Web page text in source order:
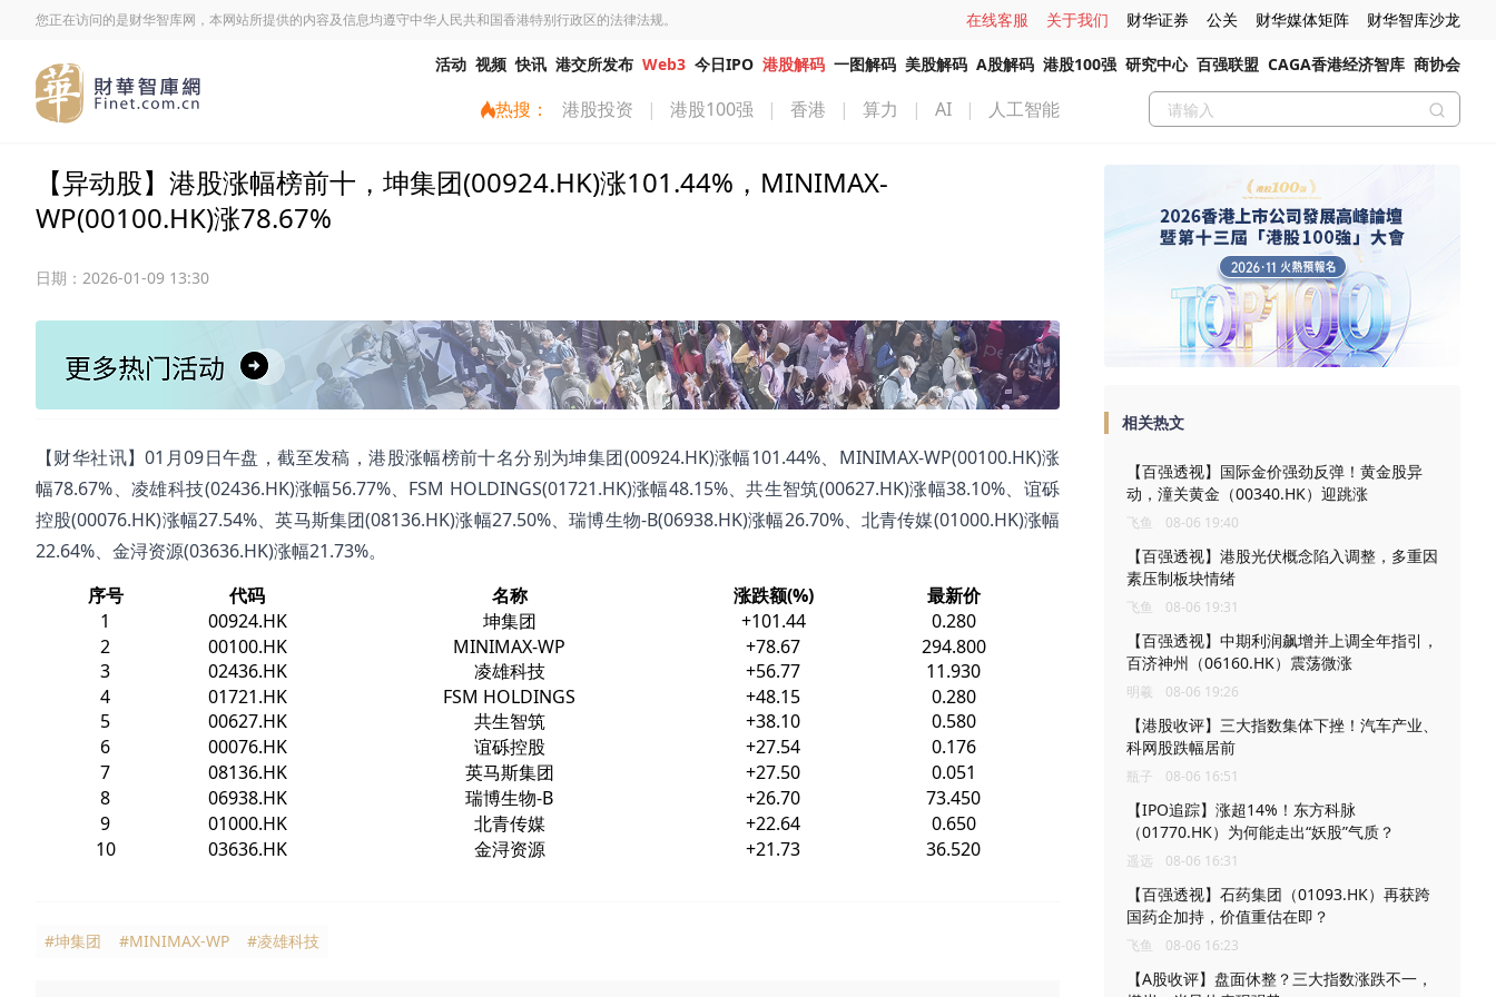
您正在访问的是财华智库网，本网站所提供的内容及信息均遵守中华人民共和国香港特别行政区的法律法规。 在线客服 关于我们 财华证券 公关 财华媒体矩阵 财华智库沙龙
活动 视频 快讯 港交所发布 Web3 今日IPO 港股解码 一图解码 美股解码 A股解码 港股100强 研究中心 百强联盟 CAGA香港经济智库 商协会
热搜： 港股投资 | 港股100强 | 香港 | 算力 | AI | 人工智能
【异动股】港股涨幅榜前十，坤集团(00924.HK)涨101.44%，MINIMAX-
WP(00100.HK)涨78.67%
日期： 2026-01-09 13:30
【财华社讯】01月09日午盘，截至发稿，港股涨幅榜前十名分别为坤集团(00924.HK)涨幅101.44%、MINIMAX-WP(00100.HK)涨
幅78.67%、凌雄科技(02436.HK)涨幅56.77%、FSM HOLDINGS(01721.HK)涨幅48.15%、共生智筑(00627.HK)涨幅38.10%、谊砾
控股(00076.HK)涨幅27.54%、英马斯集团(08136.HK)涨幅27.50%、瑞博生物-B(06938.HK)涨幅26.70%、北青传媒(01000.HK)涨幅
22.64%、金浔资源(03636.HK)涨幅21.73%。
序号
代码 名称 涨跌额(%)
最新价
1
00924.HK 坤集团 +101.44
0.280
2
00100.HK MINIMAX-WP +78.67
294.800
3
02436.HK 凌雄科技 +56.77
11.930
4
01721.HK FSM HOLDINGS +48.15
0.280
5
00627.HK 共生智筑 +38.10
0.580
6
00076.HK 谊砾控股 +27.54
0.176
7
08136.HK 英马斯集团 +27.50
0.051
8
06938.HK 瑞博生物-B +26.70
73.450
9
01000.HK 北青传媒 +22.64
0.650
10
03636.HK 金浔资源 +21.73 36.520
#坤集团 #MINIMAX-WP #凌雄科技
相关热文
【百强透视】国际金价强劲反弹！黄金股异
动，潼关黄金（00340.HK）迎跳涨
飞鱼 08-06 19:40
【百强透视】港股光伏概念陷入调整，多重因
素压制板块情绪
飞鱼 08-06 19:31
【百强透视】中期利润飙增并上调全年指引，
百济神州（06160.HK）震荡微涨
明羲 08-06 19:26
【港股收评】三大指数集体下挫！汽车产业、
科网股跌幅居前
瓶子 08-06 16:51
【IPO追踪】涨超14%！东方科脉
（01770.HK）为何能走出“妖股”气质？
遥远 08-06 16:31
【百强透视】石药集团（01093.HK）再获跨
国药企加持，价值重估在即？
飞鱼 08-06 16:23
【A股收评】盘面休整？三大指数涨跌不一，